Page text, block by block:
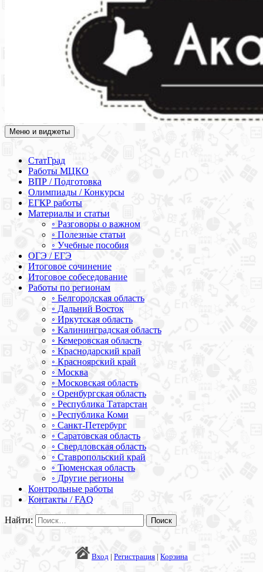
Академия СОВА
Подготовка к ЕГЭ, ОГЭ, ВПР, МЦКО, СтатГрад, КДР, ВОШ,
Меню и виджеты
СтатГрад
Работы МЦКО
ВПР / Подготовка
Олимпиады / Конкурсы
ЕГКР работы
Материалы и статьи
◦ Разговоры о важном
◦ Полезные статьи
◦ Учебные пособия
ОГЭ / ЕГЭ
Итоговое сочинение
Итоговое собеседование
Работы по регионам
◦ Белгородская область
◦ Дальний Восток
◦ Иркутская область
◦ Калининградская область
◦ Кемеровская область
◦ Краснодарский край
◦ Красноярский край
◦ Москва
◦ Московская область
◦ Оренбургская область
◦ Республика Татарстан
◦ Республика Коми
◦ Санкт-Петербург
◦ Саратовская область
◦ Свердловская область
◦ Ставропольский край
◦ Тюменская область
◦ Другие регионы
Контрольные работы
Контакты / FAQ
Найти:
Вход | Регистрация | Корзина